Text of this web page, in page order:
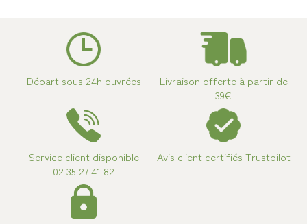
Départ sous 24h ouvrées
Livraison offerte à partir de
39€
Service client disponible
02 35 27 41 82
Avis client certifiés Trustpilot